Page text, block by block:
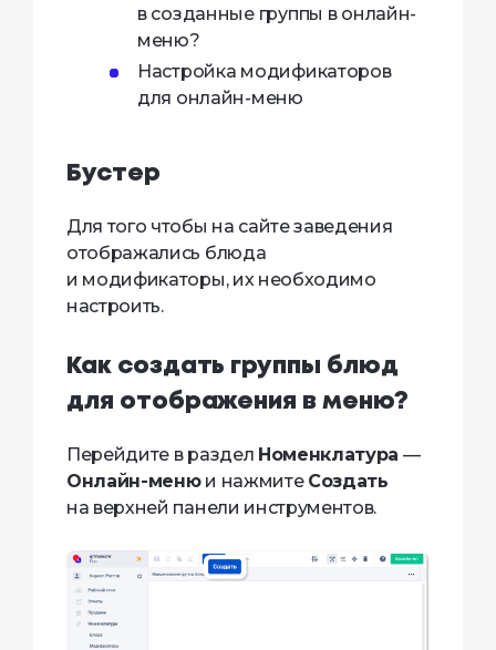
в созданные группы в онлайн-
меню?
Настройка модификаторов
для онлайн-меню
Бустер
Для того чтобы на сайте заведения
отображались блюда
и модификаторы, их необходимо
настроить.
Как создать группы блюд
для отображения в меню?
Перейдите в раздел Номенклатура —
Онлайн-менюи нажмите Создать
на верхней панели инструментов.